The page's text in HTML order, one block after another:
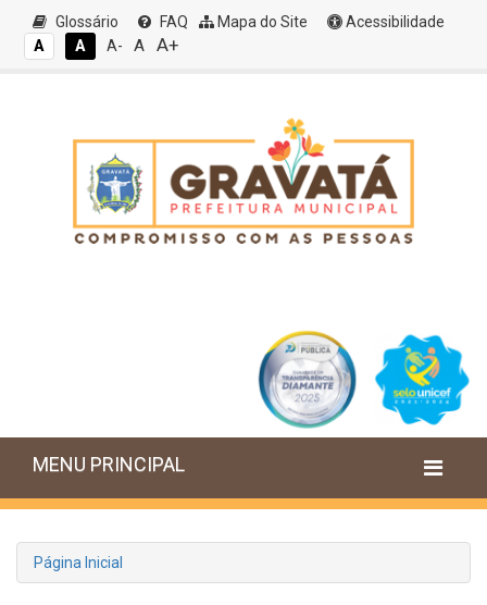
Glossário FAQ Mapa do Site
Acessibilidade
A
A A- A A+
MENU PRINCIPAL
Página Inicial